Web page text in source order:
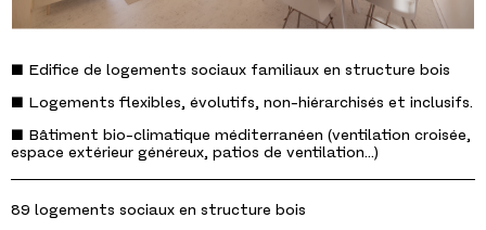
■ Edifice de logements sociaux familiaux en structure bois
■ Logements flexibles, évolutifs, non-hiérarchisés et inclusifs.
■ Bâtiment bio-climatique méditerranéen (ventilation croisée,
espace extérieur généreux, patios de ventilation…)
89 logements sociaux en structure bois